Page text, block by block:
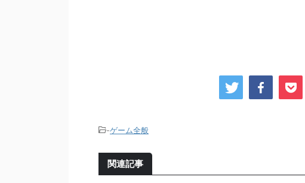
-ゲーム全般
関連記事